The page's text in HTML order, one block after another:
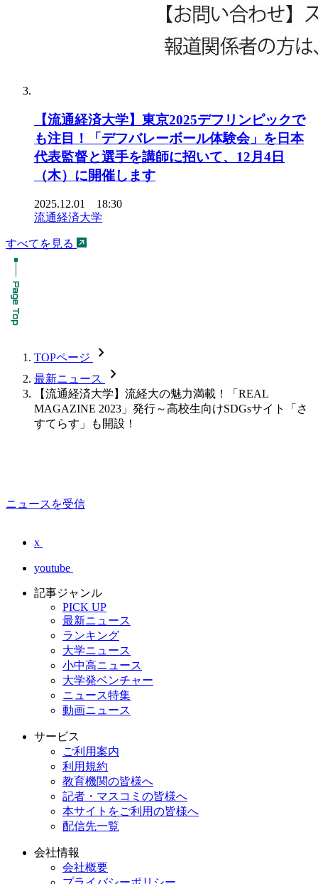
【流通経済大学】東京2025デフリンピックで
も注目！「デフバレーボール体験会」を日本
代表監督と選手を講師に招いて、12月4日
（木）に開催します
2025.12.01 18:30
流通経済大学
すべてを見る
TOPページ chevron_forward
最新ニュース chevron_forward
【流通経済大学】流経大の魅力満載！「REAL
MAGAZINE 2023」発行～高校生向けSDGsサイト「さ
すてらす」も開設！
ニュースを受信
x
youtube
記事ジャンル
PICK UP
最新ニュース
ランキング
大学ニュース
小中高ニュース
大学発ベンチャー
ニュース特集
動画ニュース
サービス
ご利用案内
利用規約
教育機関の皆様へ
記者・マスコミの皆様へ
本サイトをご利用の皆様へ
配信先一覧
会社情報
会社概要